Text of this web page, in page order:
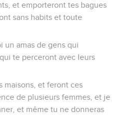
et emporteront tes bagues
sans habits et toute
un amas de gens qui
te perceront avec leurs
maisons, et feront ces
de plusieurs femmes, et je
et même tu ne donneras